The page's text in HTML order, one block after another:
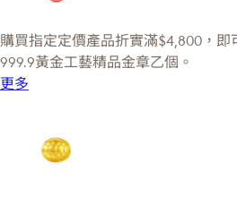
購買指定定價產品折實滿$4,800，
999.9黃金工藝精品金章乙個。
更多